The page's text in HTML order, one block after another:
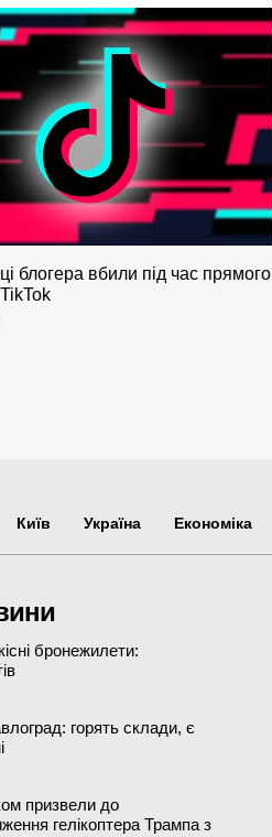
блогера вбили під час прямого
Київ Україна Економіка
бронежилети:
горять склади, є
призвели до
гелікоптера Трампа з